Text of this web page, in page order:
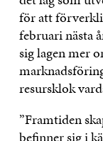
för att
februari nästa
sig lagen mer
resursklok
”Framtiden
befinner sig i